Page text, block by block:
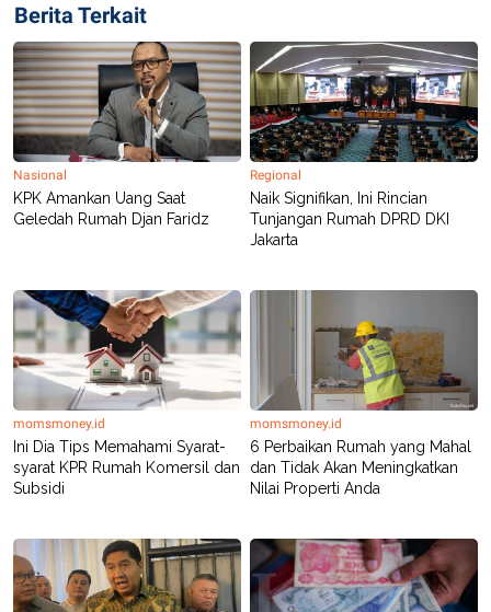
Berita Terkait
Nasional
KPK Amankan Uang Saat
Geledah Rumah Djan Faridz
Regional
Naik Signifikan, Ini Rincian
Tunjangan Rumah DPRD DKI
Jakarta
momsmoney.id
Ini Dia Tips Memahami Syarat-
syarat KPR Rumah Komersil dan
Subsidi
momsmoney.id
6 Perbaikan Rumah yang Mahal
dan Tidak Akan Meningkatkan
Nilai Properti Anda